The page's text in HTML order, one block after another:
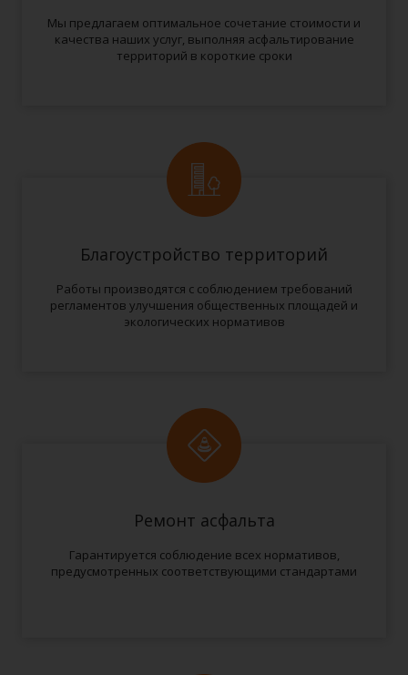
Мы предлагаем оптимальное сочетание стоимости и
качества наших услуг, выполняя асфальтирование
территорий в короткие сроки
Благоустройство территорий
Работы производятся с соблюдением требований
регламентов улучшения общественных площадей и
экологических нормативов
Ремонт асфальта
Гарантируется соблюдение всех нормативов,
предусмотренных соответствующими стандартами